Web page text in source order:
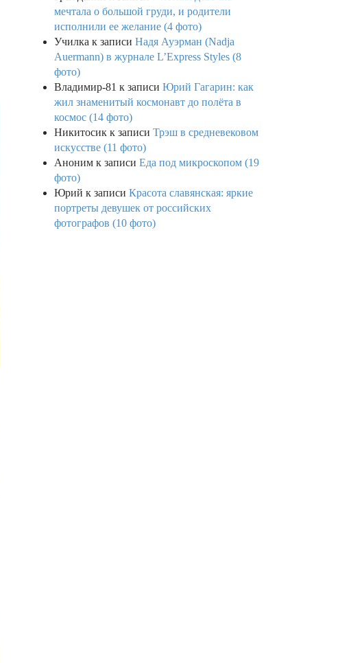
мечтала о большой груди, и родители
исполнили ее желание (4 фото)
Училка к записи Надя Ауэрман (Nadja
Auermann) в журнале L’Express Styles (8
фото)
Владимир-81 к записи Юрий Гагарин: как
жил знаменитый космонавт до полёта в
космос (14 фото)
Никитосик к записи Трэш в средневековом
искусстве (11 фото)
Аноним к записи Еда под микроскопом (19
фото)
Юрий к записи Красота славянская: яркие
портреты девушек от российских
фотографов (10 фото)